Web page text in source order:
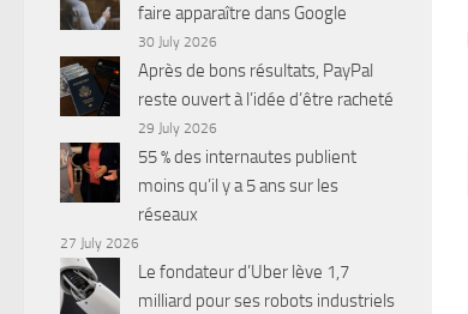
faire apparaître dans Google
30 July 2026
Après de bons résultats, PayPal
reste ouvert à l’idée d’être racheté
29 July 2026
55 % des internautes publient
moins qu’il y a 5 ans sur les
réseaux
27 July 2026
Le fondateur d’Uber lève 1,7
milliard pour ses robots industriels